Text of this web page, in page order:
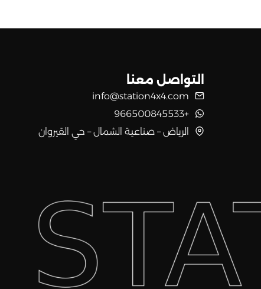
التواصل معنا
info@station4x4.com
+966500845533
الرياض – صناعية الشمال – حي القيروان